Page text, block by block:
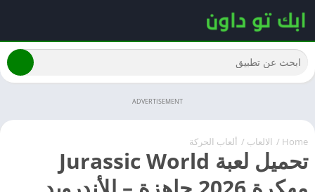
ADVERTISEMENT
Home
/ الالعاب / ألعاب الحركة
تحميل لعبة Jurassic World